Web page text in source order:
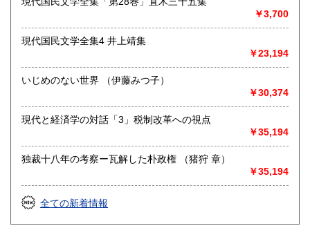
￥3,700
現代国民文学全集4 井上靖集
￥23,194
いじめのない世界 （伊藤みつ子）
￥30,374
現代と経済学の対話「3」税制改革への視点
￥35,194
独裁十八年の考察ー瓦解した朴政権 （猪狩 章）
￥35,194
全ての新着情報